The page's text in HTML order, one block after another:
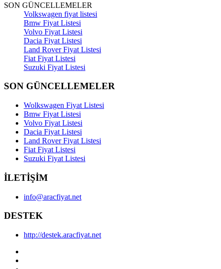
SON GÜNCELLEMELER
Volkswagen fiyat listesi
Bmw Fiyat Listesi
Volvo Fiyat Listesi
Dacia Fiyat Listesi
Land Rover Fiyat Listesi
Fiat Fiyat Listesi
Suzuki Fiyat Listesi
SON GÜNCELLEMELER
Wolkswagen Fiyat Listesi
Bmw Fiyat Listesi
Volvo Fiyat Listesi
Dacia Fiyat Listesi
Land Rover Fiyat Listesi
Fiat Fiyat Listesi
Suzuki Fiyat Listesi
İLETİŞİM
info@aracfiyat.net
DESTEK
http://destek.aracfiyat.net